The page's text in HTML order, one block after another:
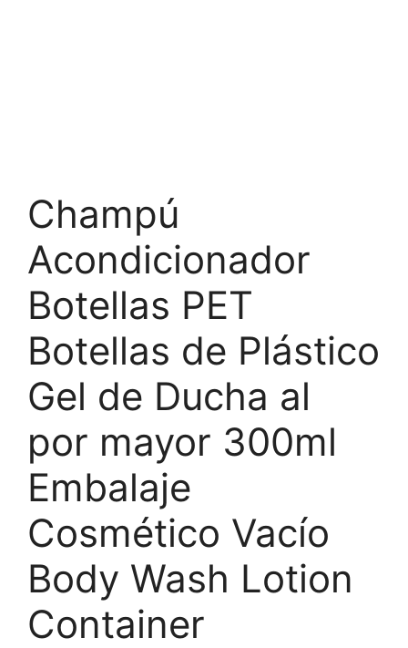
Champú
Acondicionador
Botellas PET
Botellas de Plástico
Gel de Ducha al
por mayor 300ml
Embalaje
Cosmético Vacío
Body Wash Lotion
Container